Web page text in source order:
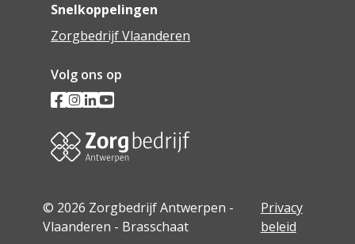
Snelkoppelingen
Zorgbedrijf Vlaanderen
Volg ons op
© 2026 Zorgbedrijf Antwerpen -
Vlaanderen - Brasschaat
Privacy
beleid